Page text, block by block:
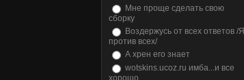
Мне проще сделать свою
сборку
Воздержусь от всех ответов /Я
против всех/
А хрен его знает
wotskins.ucoz.ru имба...и все
хорошо